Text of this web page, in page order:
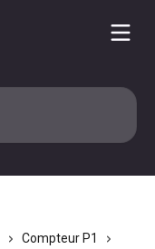
Compteur P1